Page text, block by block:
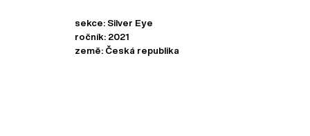
sekce: Silver Eye
ročník: 2021
země: Česká republika